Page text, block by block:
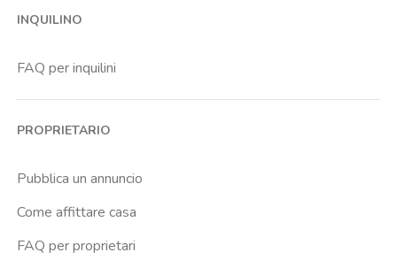
Bovisa
Cadore
Cadorna Fn
INQUILINO
FAQ per inquilini
PROPRIETARIO
Pubblica un annuncio
Come affittare casa
FAQ per proprietari